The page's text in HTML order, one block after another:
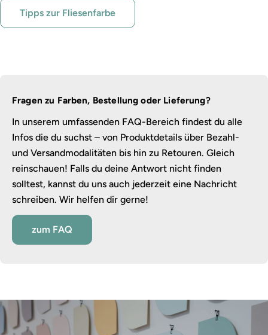
Tipps zur Fliesenfarbe
Fragen zu Farben, Bestellung oder Lieferung?
In unserem umfassenden FAQ-Bereich findest du alle
Infos die du suchst – von Produktdetails über Bezahl-
und Versandmodalitäten bis hin zu Retouren. Gleich
reinschauen! Falls du deine Antwort nicht finden
solltest, kannst du uns auch jederzeit eine Nachricht
schreiben. Wir helfen dir gerne!
zum FAQ